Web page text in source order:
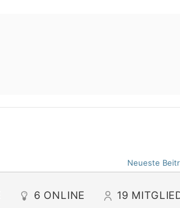
Neueste
6 ONLINE 19